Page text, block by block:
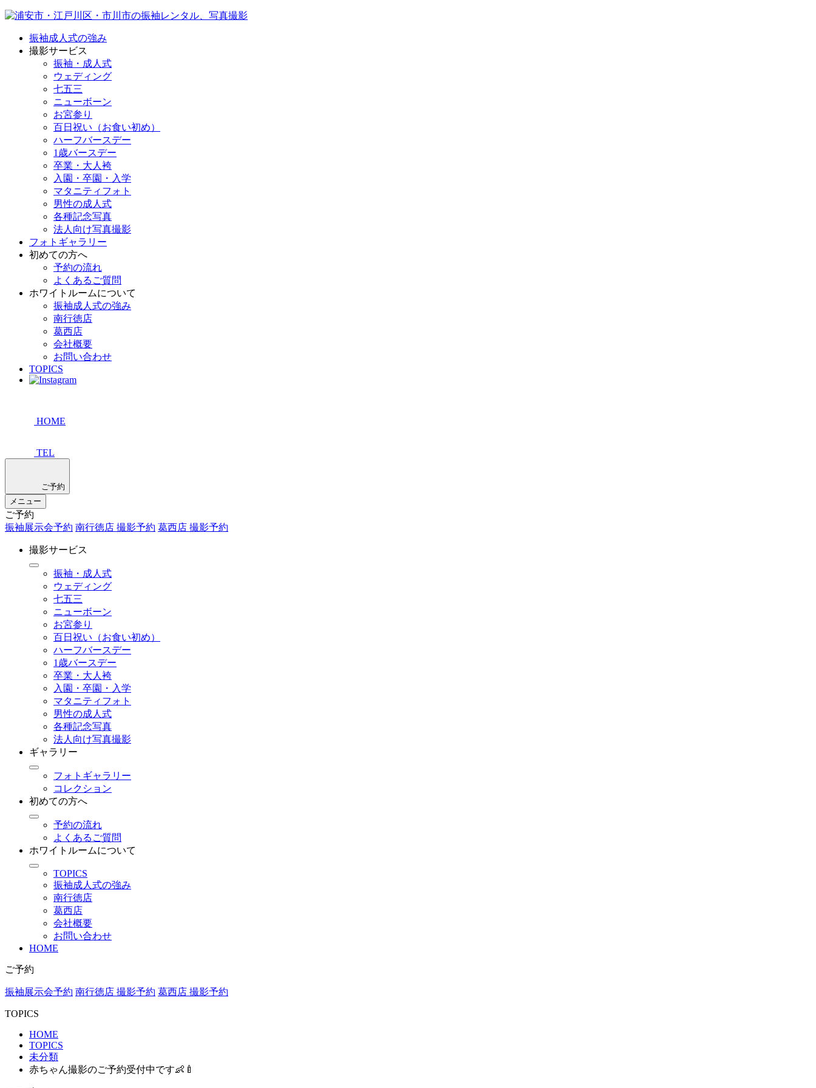
振袖成人式の強み
撮影サービス
振袖・成人式
ウェディング
七五三
ニューボーン
お宮参り
百日祝い（お食い初め）
ハーフバースデー
1歳バースデー
卒業・大人袴
入園・卒園・入学
マタニティフォト
男性の成人式
各種記念写真
法人向け写真撮影
フォトギャラリー
初めての方へ
予約の流れ
よくあるご質問
ホワイトルームについて
振袖成人式の強み
南行徳店
葛西店
会社概要
お問い合わせ
TOPICS
HOME
TEL
ご予約
メニュー
ご予約
振袖展示会予約 南行徳店 撮影予約 葛西店 撮影予約
撮影サービス
振袖・成人式
ウェディング
七五三
ニューボーン
お宮参り
百日祝い（お食い初め）
ハーフバースデー
1歳バースデー
卒業・大人袴
入園・卒園・入学
マタニティフォト
男性の成人式
各種記念写真
法人向け写真撮影
ギャラリー
フォトギャラリー
コレクション
初めての方へ
予約の流れ
よくあるご質問
ホワイトルームについて
TOPICS
振袖成人式の強み
南行徳店
葛西店
会社概要
お問い合わせ
HOME
ご予約
振袖展示会予約 南行徳店 撮影予約 葛西店 撮影予約
TOPICS
HOME
TOPICS
未分類
赤ちゃん撮影のご予約受付中です👶🍼